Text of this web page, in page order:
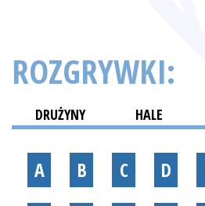
ROZGRYWKI:
DRUŻYNY HALE
A B C D